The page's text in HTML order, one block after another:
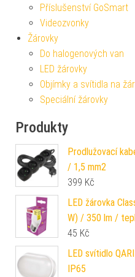
Příslušenství GoSmart
Videozvonky
Žárovky
Do halogenových van
LED žárovky
Objímky a svítidla na
Speciální žárovky
Produkty
Prodlužovací
/ 1,5 mm2
399 Kč
LED žárovka
W) / 350 lm /
45 Kč
LED svítidlo
IP65